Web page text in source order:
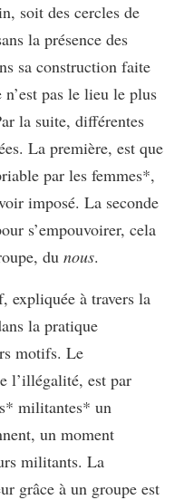
soit des cercles de
la présence des
sa construction faite
n’est pas le lieu le plus
la suite, différentes
La première, est que
par les femmes*,
imposé. La seconde
s’empouvoirer, cela
du nous.
expliquée à travers la
la pratique
motifs. Le
l’illégalité, est par
militantes* un
un moment
militants. La
grâce à un groupe est